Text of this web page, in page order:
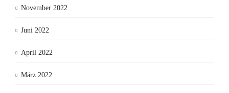
November 2022
Juni 2022
April 2022
März 2022